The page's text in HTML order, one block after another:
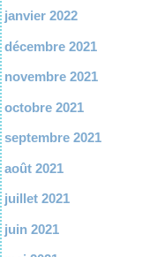
janvier 2022
décembre 2021
novembre 2021
octobre 2021
septembre 2021
août 2021
juillet 2021
juin 2021